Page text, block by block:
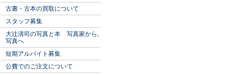
古書・古本の買取について
スタッフ募集
大辻清司の写真と本 写真家から,
写真へ
短期アルバイト募集
公費でのご注文について